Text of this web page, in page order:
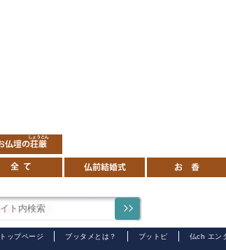
トップページ ブッタメとは？ ブットピ 仏ch エン